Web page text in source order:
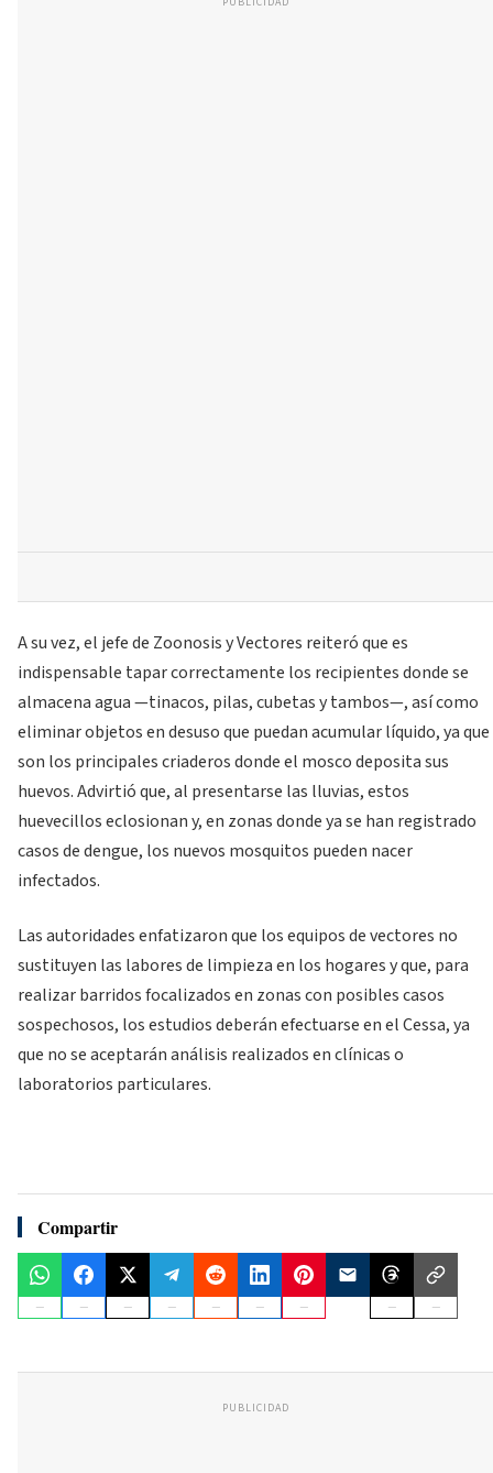
A su vez, el jefe de Zoonosis y Vectores reiteró que es
indispensable tapar correctamente los recipientes donde se
almacena agua —tinacos, pilas, cubetas y tambos—, así como
eliminar objetos en desuso que puedan acumular líquido, ya que
son los principales criaderos donde el mosco deposita sus
huevos. Advirtió que, al presentarse las lluvias, estos
huevecillos eclosionan y, en zonas donde ya se han registrado
casos de dengue, los nuevos mosquitos pueden nacer
infectados.
Las autoridades enfatizaron que los equipos de vectores no
sustituyen las labores de limpieza en los hogares y que, para
realizar barridos focalizados en zonas con posibles casos
sospechosos, los estudios deberán efectuarse en el Cessa, ya
que no se aceptarán análisis realizados en clínicas o
laboratorios particulares.
Compartir
PUBLICIDAD